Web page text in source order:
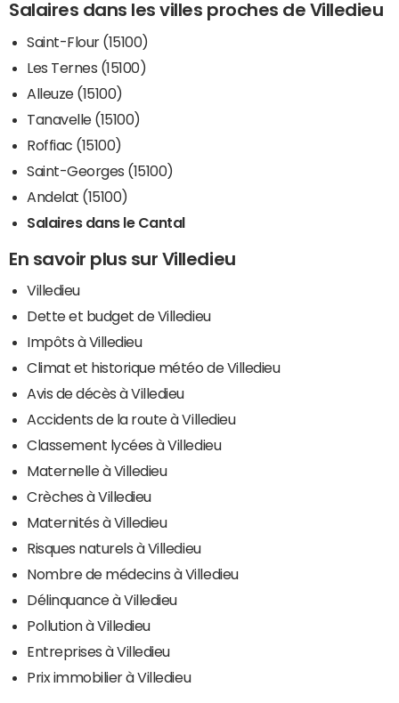
Salaires dans les villes proches de Villedieu
Saint-Flour (15100)
Les Ternes (15100)
Alleuze (15100)
Tanavelle (15100)
Roffiac (15100)
Saint-Georges (15100)
Andelat (15100)
Salaires dans le Cantal
En savoir plus sur Villedieu
Villedieu
Dette et budget de Villedieu
Impôts à Villedieu
Climat et historique météo de Villedieu
Avis de décès à Villedieu
Accidents de la route à Villedieu
Classement lycées à Villedieu
Maternelle à Villedieu
Crèches à Villedieu
Maternités à Villedieu
Risques naturels à Villedieu
Nombre de médecins à Villedieu
Délinquance à Villedieu
Pollution à Villedieu
Entreprises à Villedieu
Prix immobilier à Villedieu